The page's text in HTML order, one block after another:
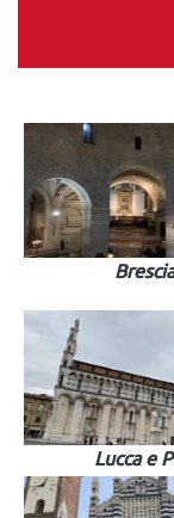
Brescia
Lucca e